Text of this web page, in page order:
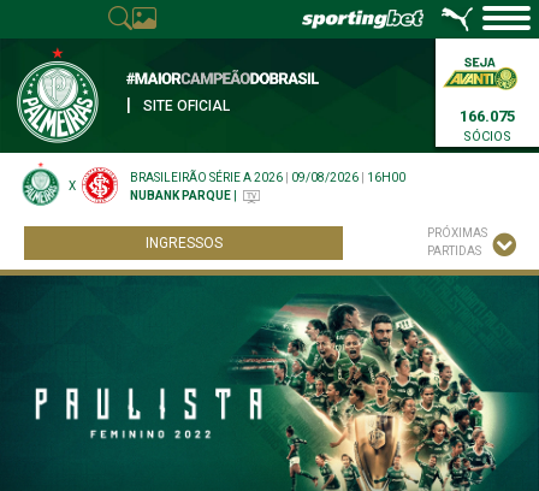
SITE OFICIAL
166.075
SÓCIOS
X
BRASILEIRÃO SÉRIE A 2026 09/08/2026
16H00
NUBANK PARQUE
INGRESSOS
PRÓXIMAS
PARTIDAS